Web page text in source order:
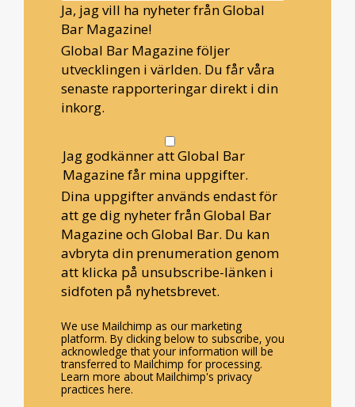
Ja, jag vill ha nyheter från Global
Bar Magazine!
Global Bar Magazine följer
utvecklingen i världen. Du får våra
senaste rapporteringar direkt i din
inkorg.
Jag godkänner att Global Bar
Magazine får mina uppgifter.
Dina uppgifter används endast för
att ge dig nyheter från Global Bar
Magazine och Global Bar. Du kan
avbryta din prenumeration genom
att klicka på unsubscribe-länken i
sidfoten på nyhetsbrevet.
We use Mailchimp as our marketing
platform. By clicking below to subscribe, you
acknowledge that your information will be
transferred to Mailchimp for processing.
Learn more about Mailchimp's privacy
practices here.